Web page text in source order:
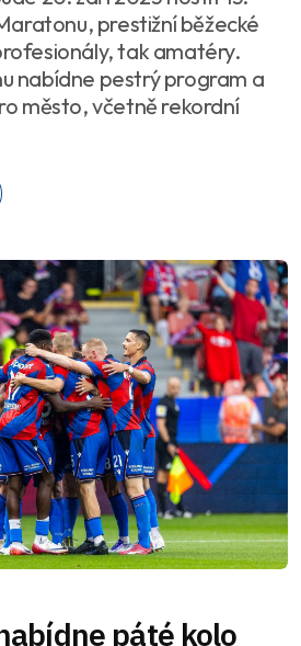
prestižní běžecké
tak amatéry.
nabídne pestrý program a
město, včetně rekordní
páté kolo